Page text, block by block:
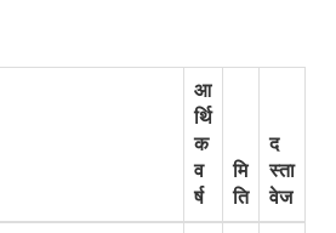
आ
र्थि
क
व
र्ष
मि
ति
द
स्ता
वेज